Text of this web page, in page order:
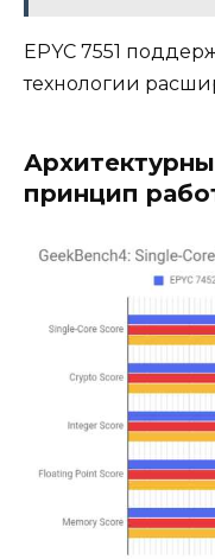
EPYC 7551
технологии
принцип